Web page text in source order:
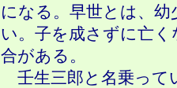
になる。早世とは、
い。子を成さずに亡
合がある。
壬生三郎と名乗って